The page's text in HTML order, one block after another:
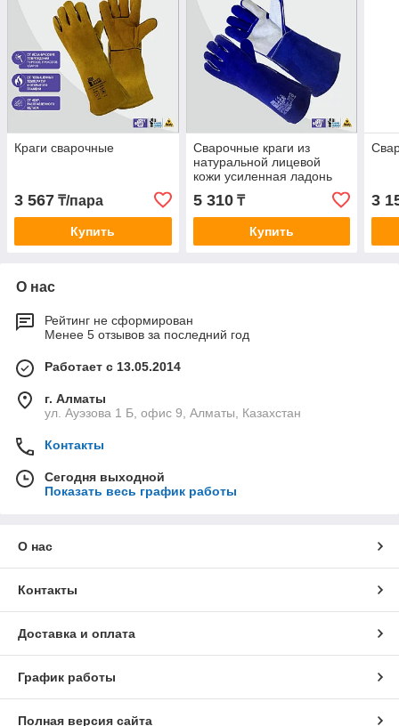
Краги сварочные
3 567 ₸/пара
Купить
Сварочные краги из
натуральной лицевой
кожи усиленная ладонь
5 310₸
Купить
3
О нас
Рейтинг не сформирован
Менее 5 отзывов за последний год
Работает с 13.05.2014
г. Алматы
ул. Ауэзова 1 Б, офис 9, Алматы, Казахстан
Контакты
Сегодня выходной
Показать весь график работы
О нас
Контакты
Доставка и оплата
График работы
Полная версия сайта